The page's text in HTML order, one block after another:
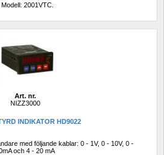
Modell: 2001VTC.
Art. nr.
NIZZ3000
INDIKATOR HD9022
med följande kablar: 0 - 1V, 0 - 10V, 0 -
och 4 - 20 mA